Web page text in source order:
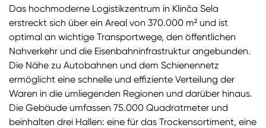
Das hochmoderne Logistikzentrum in Klinča Sela
erstreckt sich über ein Areal von 370.000 m² und ist
optimal an wichtige Transportwege, den öffentlichen
Nahverkehr und die Eisenbahninfrastruktur angebunden.
Die Nähe zu Autobahnen und dem Schienennetz
ermöglicht eine schnelle und effiziente Verteilung der
Waren in die umliegenden Regionen und darüber hinaus.
Die Gebäude umfassen 75.000 Quadratmeter und
beinhalten drei Hallen: eine für das Trockensortiment, eine